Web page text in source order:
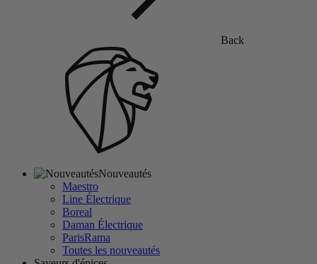
Back
Nouveautés
Maestro
Line Électrique
Boreal
Daman Électrique
ParisRama
Toutes les nouveautés